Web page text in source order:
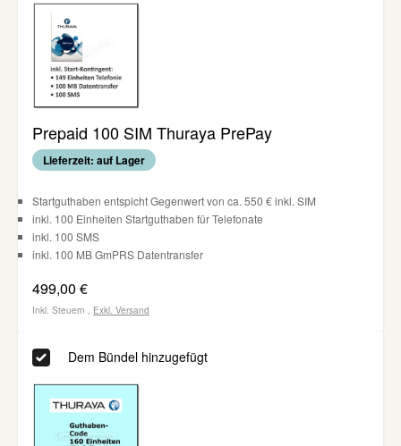
Prepaid 100 SIM Thuraya PrePay
Lieferzeit: auf Lager
Startguthaben entspicht Gegenwert von ca. 550 € inkl. SIM
inkl. 100 Einheiten Startguthaben für Telefonate
inkl. 100 SMS
inkl. 100 MB GmPRS Datentransfer
499,00 €
Inkl. Steuern , Exkl. Versand
Dem Bündel hinzugefügt